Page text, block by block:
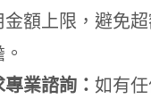
金額上限，避免
專業諮詢： 如有